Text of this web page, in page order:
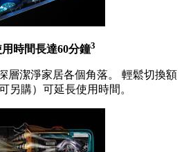
時間長達60分鐘3
層潔淨家居各個角落。 輕鬆切換額
另購）可延長使用時間。